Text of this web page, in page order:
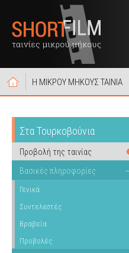
Η ΜΙΚΡΟΥ ΜΗΚΟΥΣ ΤΑΙΝΙΑ
Στα Τουρκοβούνια
Προβολή της ταινίας
Βασικές πληροφορίες
Γενικά
Συντελεστές
Βραβεία
Προβολές